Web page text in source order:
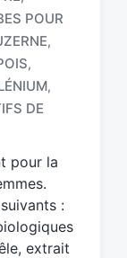
POUR
,
,
,
DE
pour la
:
extrait